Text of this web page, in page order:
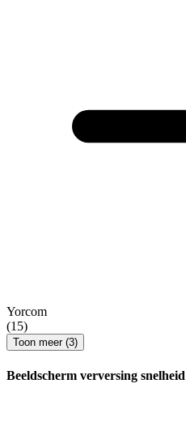
Yorcom
(15)
Toon meer (3)
Beeldscherm verversing snelheid